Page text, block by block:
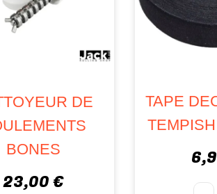
DE
BONES
23,00 €
TAPE